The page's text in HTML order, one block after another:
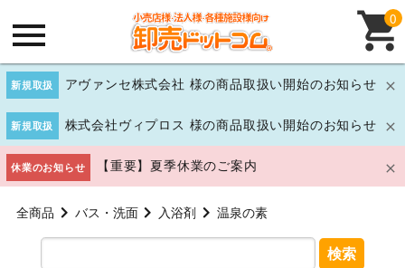
新規取扱 アヴァンセ株式会社 様の商品取扱い開始のお知らせ
新規取扱 株式会社ヴィプロス 様の商品取扱い開始のお知らせ
休業のお知らせ 【重要】夏季休業のご案内
0
全商品 バス・洗面 入浴剤 温泉の素
検索